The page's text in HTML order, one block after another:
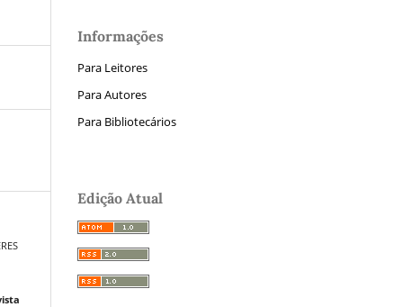
Informações
Para Leitores
Para Autores
Para Bibliotecários
Edição Atual